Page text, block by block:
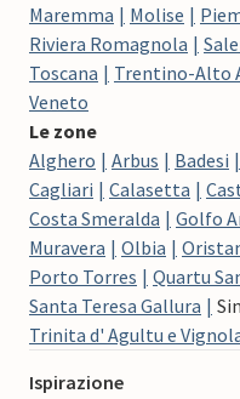
Maremma
Molise
Riviera Romagnola
Toscana
Trentino-Alto
Veneto
Le zone
Alghero
Arbus Badesi
Cagliari
Calasetta
Costa Smeralda
Golfo
Muravera
Olbia
Porto Torres
Quartu
Santa Teresa Gallura
Trinita d' Agultu e
Ispirazione